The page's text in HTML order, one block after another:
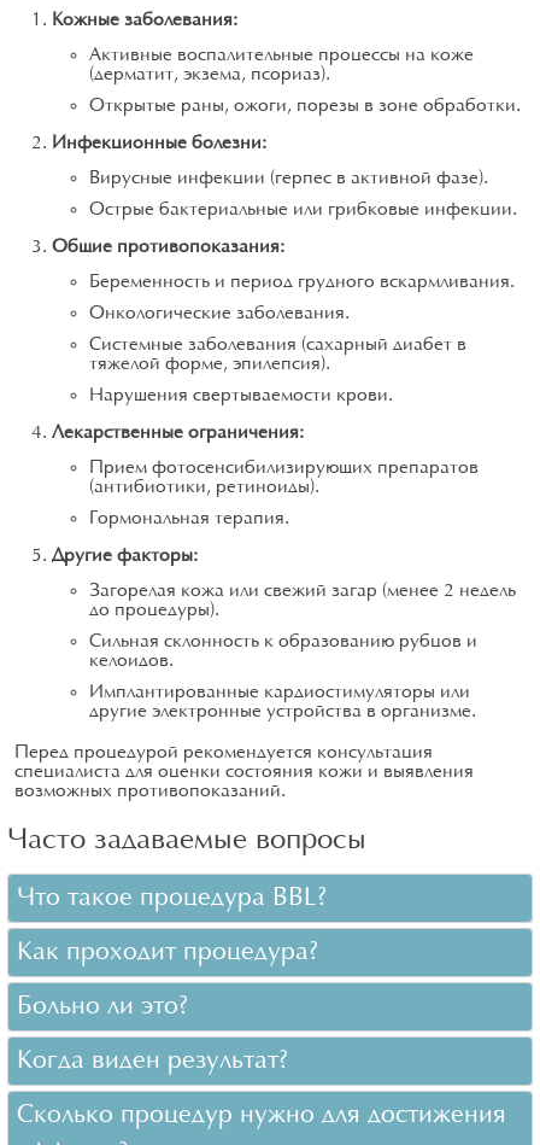
Кожные заболевания:
Активные воспалительные процессы на коже
(дерматит, экзема, псориаз).
Открытые раны, ожоги, порезы в зоне обработки.
Инфекционные болезни:
Вирусные инфекции (герпес в активной фазе).
Острые бактериальные или грибковые инфекции.
Общие противопоказания:
Беременность и период грудного вскармливания.
Онкологические заболевания.
Системные заболевания (сахарный диабет в
тяжелой форме, эпилепсия).
Нарушения свертываемости крови.
Лекарственные ограничения:
Прием фотосенсибилизирующих препаратов
(антибиотики, ретиноиды).
Гормональная терапия.
Другие факторы:
Загорелая кожа или свежий загар (менее 2 недель
до процедуры).
Сильная склонность к образованию рубцов и
келоидов.
Имплантированные кардиостимуляторы или
другие электронные устройства в организме.
Перед процедурой рекомендуется консультация
специалиста для оценки состояния кожи и выявления
возможных противопоказаний.
Часто задаваемые вопросы
Что такое процедура BBL?
Как проходит процедура?
Больно ли это?
Когда виден результат?
Сколько процедур нужно для достижения